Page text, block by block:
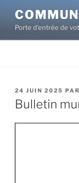
Porte d'entrée de
24 JUIN 2025 PAR
Bulletin